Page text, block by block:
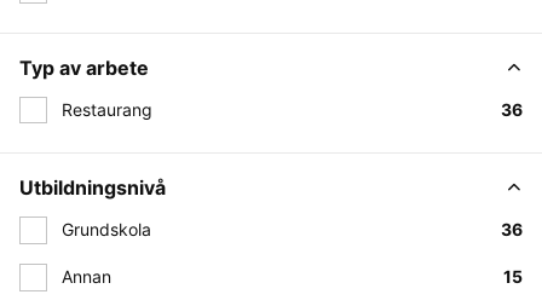
Typ av arbete
Restaurang 36
Utbildningsnivå
Grundskola 36
Annan 15